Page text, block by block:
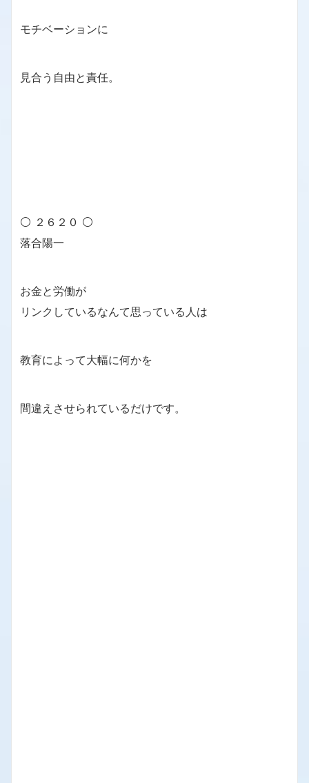
モチベーションに
見合う自由と責任。
⚪ ２６２０ ⚪
落合陽一
お金と労働が
リンクしているなんて思っている人は
教育によって大幅に何かを
間違えさせられているだけです。